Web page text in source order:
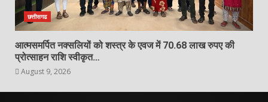
छत्तीसगढ
आत्मसमर्पित नक्सलियों को शस्त्र के एवज में 70.68 लाख रुपए की
प्रोत्साहन राशि स्वीकृत…
August 9, 2026